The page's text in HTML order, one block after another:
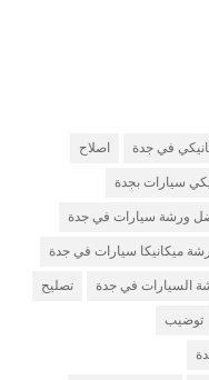
في جدة اصلاح
سيارات بجدة
ورشة سيارات في جدة
ميكانيكا سيارات في جدة
السيارات في جدة تصليح
توضيب